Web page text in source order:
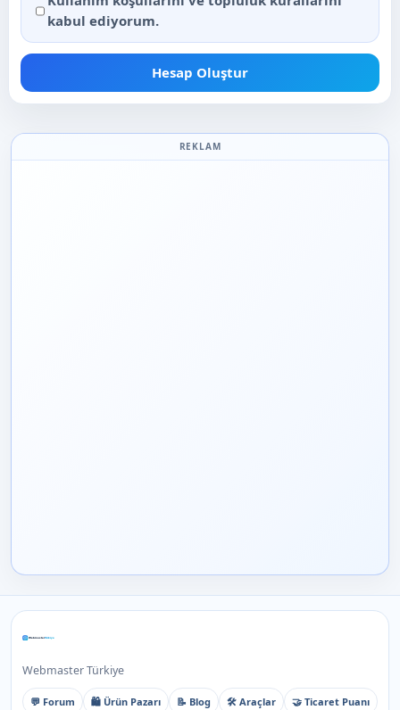
kabul ediyorum.
Hesap Oluştur
REKLAM
Webmaster Türkiye
💬 Forum 🛍️ Ürün Pazarı 📝 Blog 🛠️ Araçlar 🤝 Ticaret Puanı